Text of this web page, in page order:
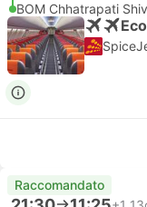
BOM Chhatrapati
Raccomandato